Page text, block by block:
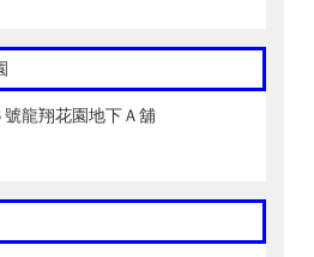
龍翔花園地下Ａ舖